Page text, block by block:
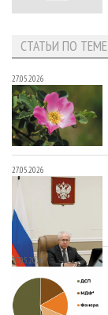
СТАТЬИ ПО ТЕМЕ
27.05.2026
27.05.2026
27.05.2026